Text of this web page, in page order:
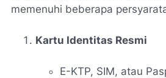
memenuhi beberapa
Kartu Identitas Resmi
E-KTP, SIM, atau